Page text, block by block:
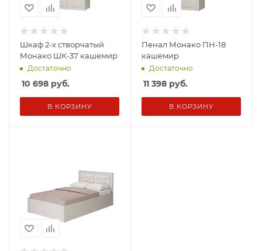
Шкаф 2-х створчатый
Монако ШК-37 кашемир
Достаточно
10 698 руб.
В КОРЗИНУ
Пенал Монако ПН-18
кашемир
Достаточно
11 398 руб.
В КОРЗИНУ